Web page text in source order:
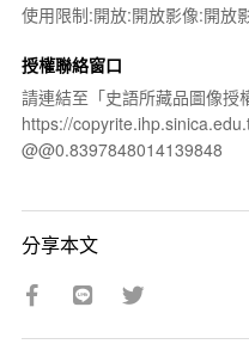
使用限制:開放:開放影像:開放
授權聯絡窗口
請連結至「史語所藏品圖像授
https://
@@0.8397848014139848
分享本文